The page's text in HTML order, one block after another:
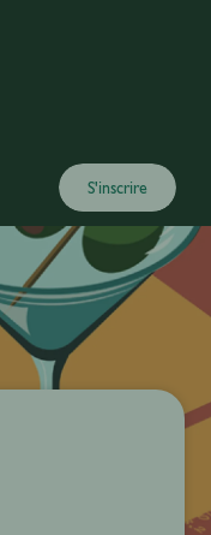
S'inscrire